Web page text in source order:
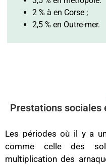
2 % à en Corse ;
2,5 % en Outre-mer.
Prestations sociales
Les périodes où il y a
comme celle des
multiplication des